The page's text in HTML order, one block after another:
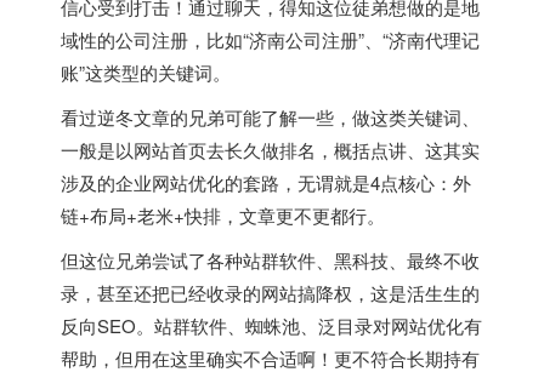
信心受到打击！通过聊天，得知这位徒弟想做的是地
域性的公司注册，比如“济南公司注册”、“济南代理记
账”这类型的关键词。
看过逆冬文章的兄弟可能了解一些，做这类关键词、
一般是以网站首页去长久做排名，概括点讲、这其实
涉及的企业网站优化的套路，无谓就是4点核心：外
链+布局+老米+快排，文章更不更都行。
但这位兄弟尝试了各种站群软件、黑科技、最终不收
录，甚至还把已经收录的网站搞降权，这是活生生的
反向SEO。站群软件、蜘蛛池、泛目录对网站优化有
帮助，但用在这里确实不合适啊！更不符合长期持有